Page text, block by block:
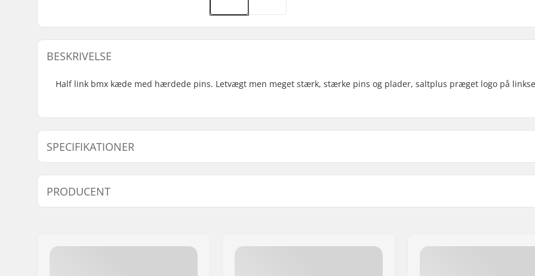
BESKRIVELSE
Half link bmx kæde med hærdede pins. Letvægt men meget stærk, stærke pins og plader, saltplus præget logo på
SPECIFIKATIONER
Kæde type:
Half link
Antal kædeled:
Vægt:
PRODUCENT